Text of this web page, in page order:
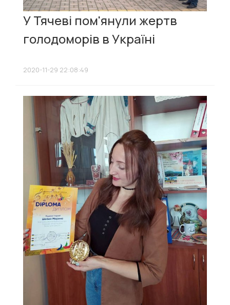
У Тячеві пом'янули жертв
голодоморів в Україні
2020-11-29 22:08:49